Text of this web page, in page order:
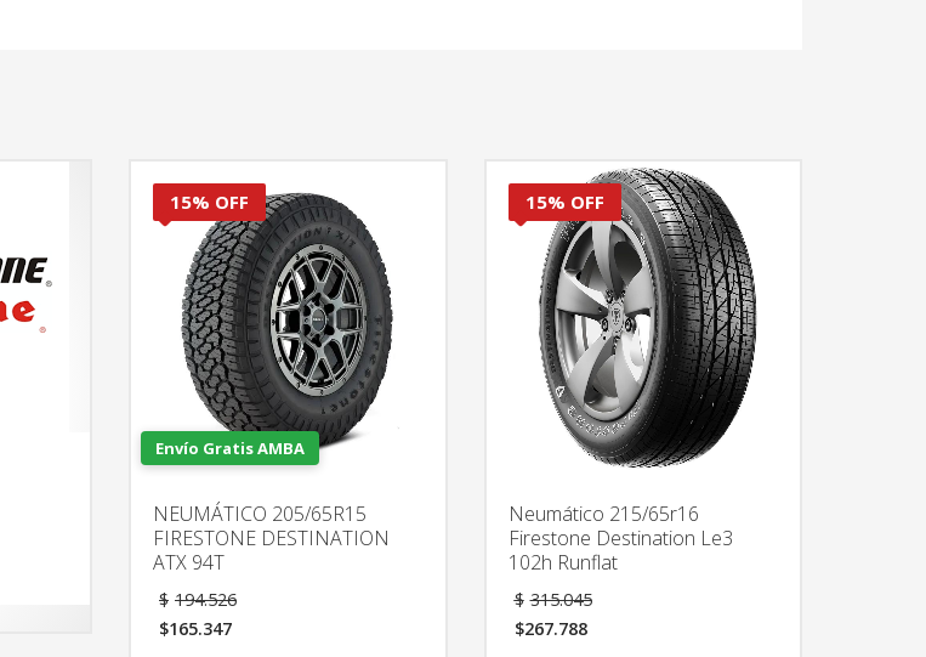
15% OFF
Envío Gratis AMBA
NEUMÁTICO 205/65R15
FIRESTONE DESTINATION
ATX 94T
$ 194.526
$165.347
15% OFF
Neumático 215/65r16
Firestone Destination Le3
102h Runflat
$ 315.045
$267.788